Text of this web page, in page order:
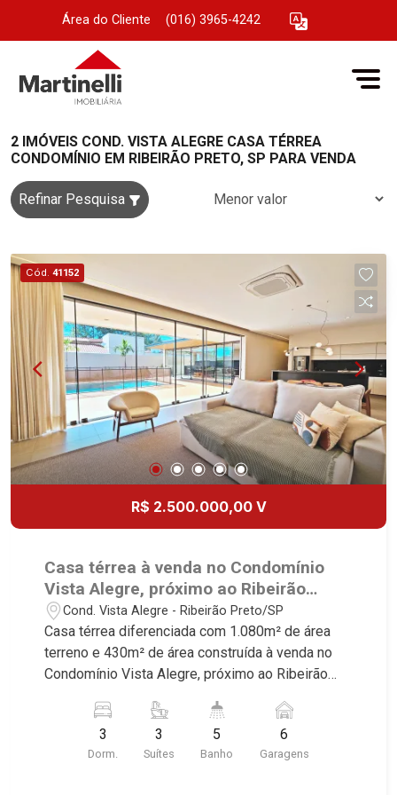
Área do Cliente (016) 3965-4242
2 IMÓVEIS COND. VISTA ALEGRE CASA TÉRREA
CONDOMÍNIO EM RIBEIRÃO PRETO, SP PARA VENDA
Refinar Pesquisa
Cód. 41152
R$ 2.500.000,00 V
Casa térrea à venda no Condomínio
Vista Alegre, próximo ao Ribeirão
Shopping - Ribeirão Preto/SP.
Cond. Vista Alegre - Ribeirão Preto/SP
Casa térrea diferenciada com 1.080m² de área
terreno e 430m² de área construída à venda no
Condomínio Vista Alegre, próximo ao Ribeirão
Preto/SP. Conheça as características deste
imóvel que a Martinelli Imobiliária selecionou
para você: - 1.080m² de área terreno e 430m² de
3
Dorm.
3
Suítes
5
Banho
6
Garagens